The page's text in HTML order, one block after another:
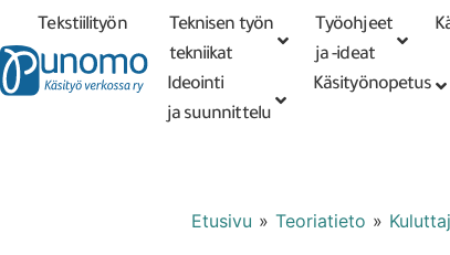
Tekstiilityön
tekniikat
Teknisen työn
tekniikat
Työohjeet
ja -ideat
Ideointi
ja suunnittelu
Käsityönopetus
Etusivu » Teoriatieto »